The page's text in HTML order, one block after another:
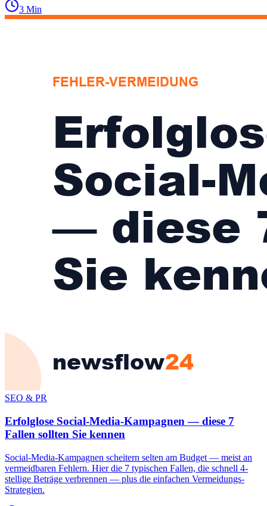
3 Min
SEO & PR
Erfolglose Social-Media-Kampagnen — diese 7
Fallen sollten Sie kennen
Social-Media-Kampagnen scheitern selten am Budget — meist an
vermeidbaren Fehlern. Hier die 7 typischen Fallen, die schnell 4-
stellige Beträge verbrennen — plus die einfachen Vermeidungs-
Strategien.